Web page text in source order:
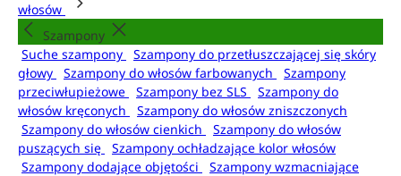
włosów
Szampony
Suche szampony
Szampony do przetłuszczającej się skóry
głowy
Szampony do włosów farbowanych
Szampony
przeciwłupieżowe
Szampony bez SLS
Szampony do
włosów kręconych
Szampony do włosów zniszczonych
Szampony do włosów cienkich
Szampony do włosów
puszących się
Szampony ochładzające kolor włosów
Szampony dodające objętości
Szampony wzmacniające